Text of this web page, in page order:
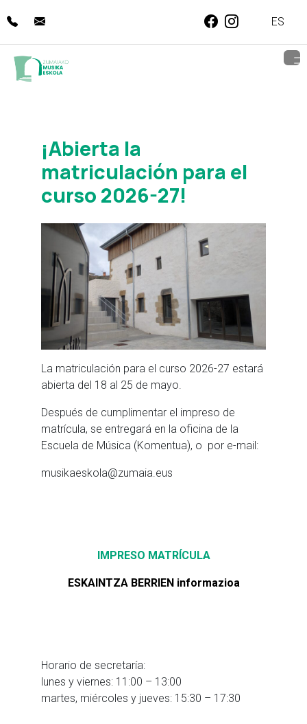
to
Se abrirá nueva
Se abrirá nueva
ES
¡Abierta la
matriculación para el
curso 2026-27!
La matriculación para el curso 2026-27 estará
abierta del 18 al 25 de mayo.
Después de cumplimentar el impreso de
matrícula, se entregará en la oficina de la
Escuela de Música (Komentua), o por e-mail:
musikaeskola@zumaia.eus
IMPRESO MATRÍCULA
ESKAINTZA BERRIEN informazioa
Horario de secretaría:
lunes y viernes: 11:00 – 13:00
martes, miércoles y jueves: 15:30 – 17:30